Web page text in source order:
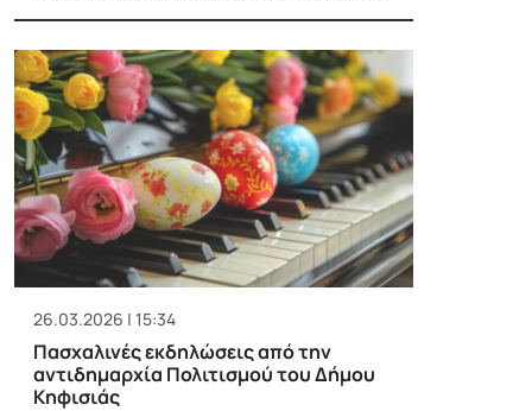
26.03.2026 | 15:34
Πασχαλινές εκδηλώσεις από την
αντιδημαρχία Πολιτισμού του Δήμου
Κηφισιάς